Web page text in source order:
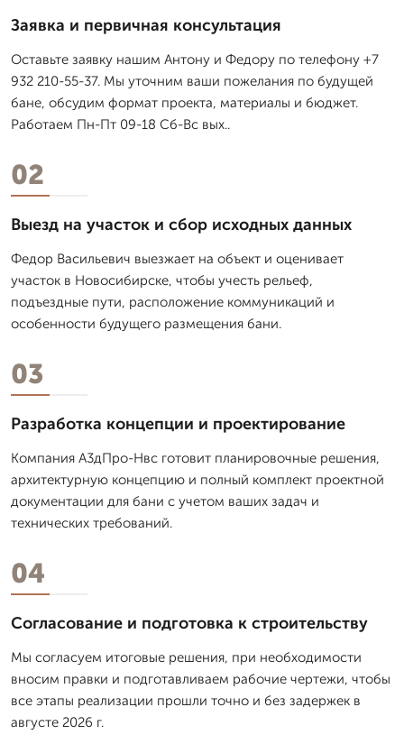
Заявка и первичная консультация
Оставьте заявку нашим Антону и Федору по телефону +7
932 210-55-37. Мы уточним ваши пожелания по будущей
бане, обсудим формат проекта, материалы и бюджет.
Работаем Пн-Пт 09-18 Сб-Вс вых..
02
Выезд на участок и сбор исходных данных
Федор Васильевич выезжает на объект и оценивает
участок в Новосибирске, чтобы учесть рельеф,
подъездные пути, расположение коммуникаций и
особенности будущего размещения бани.
03
Разработка концепции и проектирование
Компания А3дПро-Нвс готовит планировочные решения,
архитектурную концепцию и полный комплект проектной
документации для бани с учетом ваших задач и
технических требований.
04
Согласование и подготовка к строительству
Мы согласуем итоговые решения, при необходимости
вносим правки и подготавливаем рабочие чертежи, чтобы
все этапы реализации прошли точно и без задержек в
августе 2026 г.